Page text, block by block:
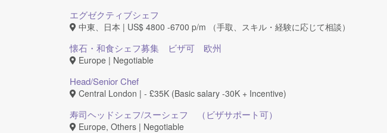
エグゼクティブシェフ
中東、日本 | US$ 4800 -6700 p/m （手取、スキル・経験に応じて相談）
懐石・和食シェフ募集 ビザ可 欧州
Europe | Negotiable
Head/Senior Chef
Central London | - £35K (Basic salary -30K + Incentive)
寿司ヘッドシェフ/スーシェフ （ビザサポート可）
Europe, Others | Negotiable